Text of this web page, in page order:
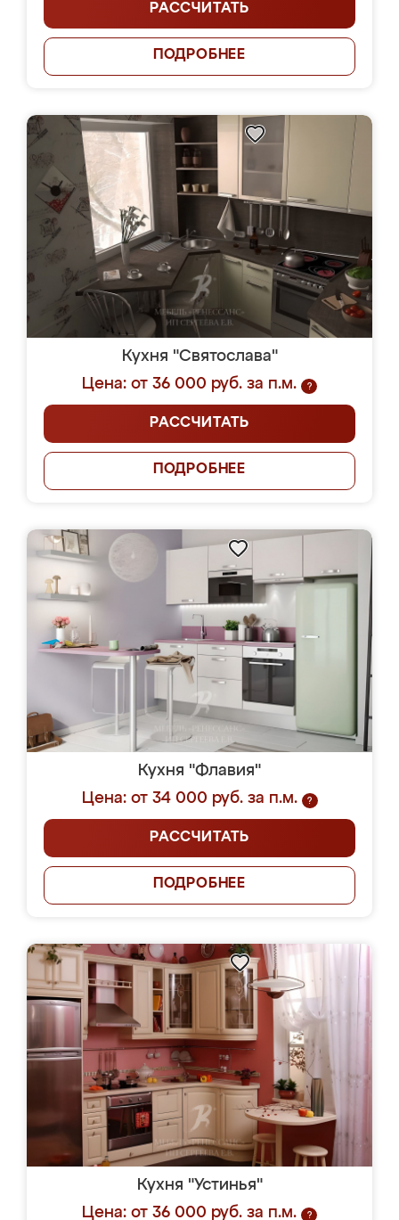
РАССЧИТАТЬ
ПОДРОБНЕЕ
Кухня "Святослава"
Цена: от 36 000 руб. за п.м.
?
РАССЧИТАТЬ
ПОДРОБНЕЕ
Кухня "Флавия"
Цена: от 34 000 руб. за п.м.
?
РАССЧИТАТЬ
ПОДРОБНЕЕ
Кухня "Устинья"
Цена: от 36 000 руб. за п.м.
?